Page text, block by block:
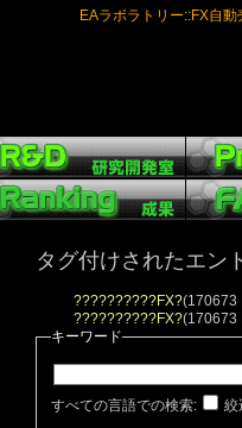
EAラボラトリー::FX自
タグ付けされたエン
??????????FX?(170673
??????????FX?(170673
キーワード
すべての言語での検索: